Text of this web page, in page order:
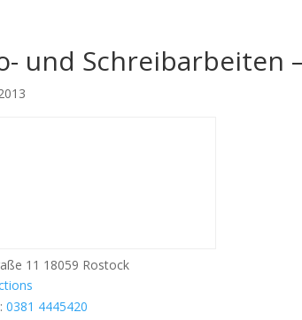
und Schreibarbeiten
11 18059 Rostock
0381 4445420